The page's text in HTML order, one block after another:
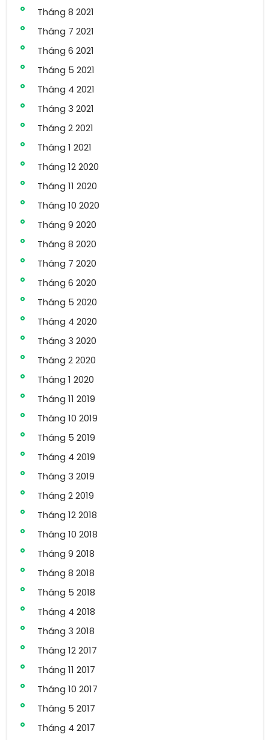
Tháng 8 2021
Tháng 7 2021
Tháng 6 2021
Tháng 5 2021
Tháng 4 2021
Tháng 3 2021
Tháng 2 2021
Tháng 1 2021
Tháng 12 2020
Tháng 11 2020
Tháng 10 2020
Tháng 9 2020
Tháng 8 2020
Tháng 7 2020
Tháng 6 2020
Tháng 5 2020
Tháng 4 2020
Tháng 3 2020
Tháng 2 2020
Tháng 1 2020
Tháng 11 2019
Tháng 10 2019
Tháng 5 2019
Tháng 4 2019
Tháng 3 2019
Tháng 2 2019
Tháng 12 2018
Tháng 10 2018
Tháng 9 2018
Tháng 8 2018
Tháng 5 2018
Tháng 4 2018
Tháng 3 2018
Tháng 12 2017
Tháng 11 2017
Tháng 10 2017
Tháng 5 2017
Tháng 4 2017